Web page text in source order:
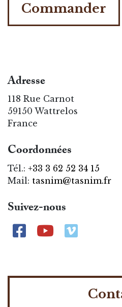
Commander
Adresse
118 Rue Carnot
59150 Wattrelos
France
Coordonnées
Tél.: +33 3 62 52 34 15
Mail: tasnim@tasnim.fr
Suivez-nous